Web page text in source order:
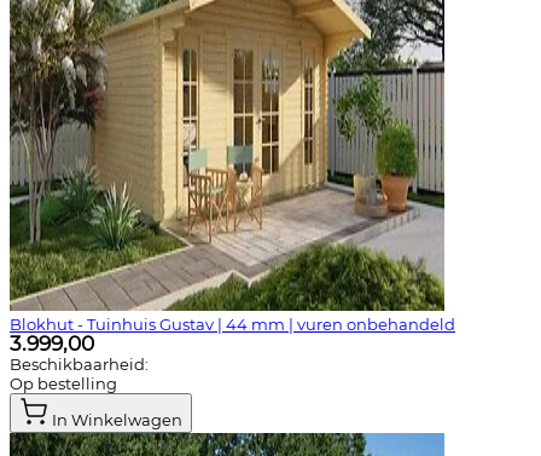
Blokhut - Tuinhuis Gustav | 44 mm | vuren onbehandeld
3.999,00
Beschikbaarheid:
Op bestelling
In Winkelwagen